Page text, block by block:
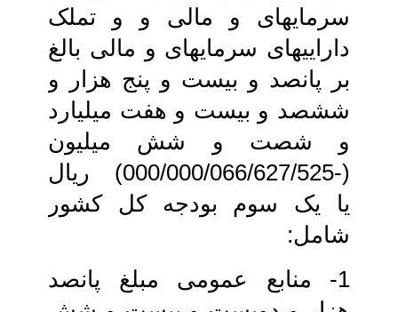
سرمایه‏ای و مالی و و تملک
دارایی‏های سرمایه‏ای و مالی بالغ
بر پانصد و بیست و پنج هزار و
ششصد و بیست‏ و هفت میلیارد
و شصت و شش میلیون‏
(-000/000/066/627/525) ریال
یا یک‏ سوم بودجه کل کشور
شامل:
1- منابع عمومی مبلغ پانصد